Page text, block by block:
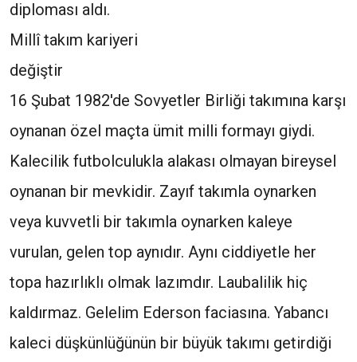
diploması aldı.
Millî takım kariyeri
değiştir
16 Şubat 1982'de Sovyetler Birliği takımına karşı
oynanan özel maçta ümit milli formayı giydi.
Kalecilik futbolculukla alakası olmayan bireysel
oynanan bir mevkidir. Zayıf takımla oynarken
veya kuvvetli bir takımla oynarken kaleye
vurulan, gelen top aynıdır. Aynı ciddiyetle her
topa hazırlıklı olmak lazımdır. Laubalilik hiç
kaldırmaz. Gelelim Ederson faciasına. Yabancı
kaleci düşkünlüğünün bir büyük takımı getirdiği